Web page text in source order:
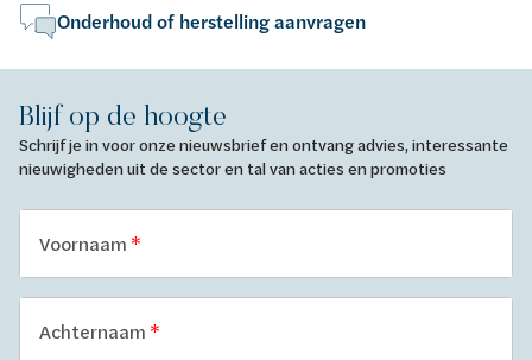
Onderhoud of herstelling aanvragen
Blijf op de hoogte
Schrijf je in voor onze nieuwsbrief en ontvang advies, interessante
nieuwigheden uit de sector en tal van acties en promoties
Voornaam
Achternaam